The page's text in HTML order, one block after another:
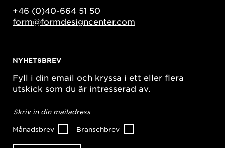
+46 (0)40-664 51 50
form@formdesigncenter.com
NYHETSBREV
Fyll i din email och kryssa i ett eller flera
utskick som du är intresserad av.
postadress*
Månadsbrev Branschbrev